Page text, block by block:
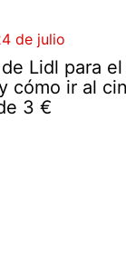
Lidl para
cómo ir al
3 €